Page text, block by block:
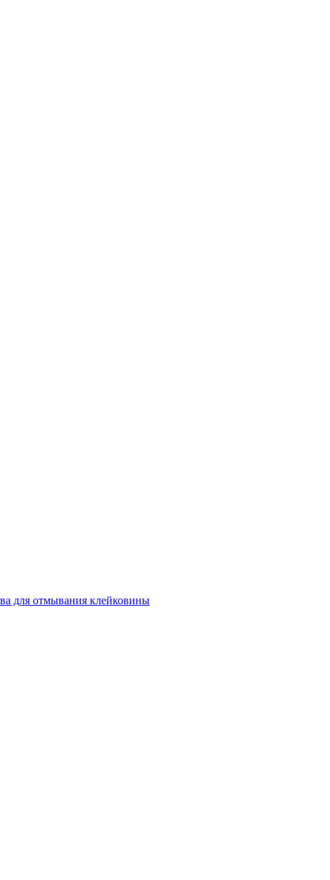
для отмывания клейковины